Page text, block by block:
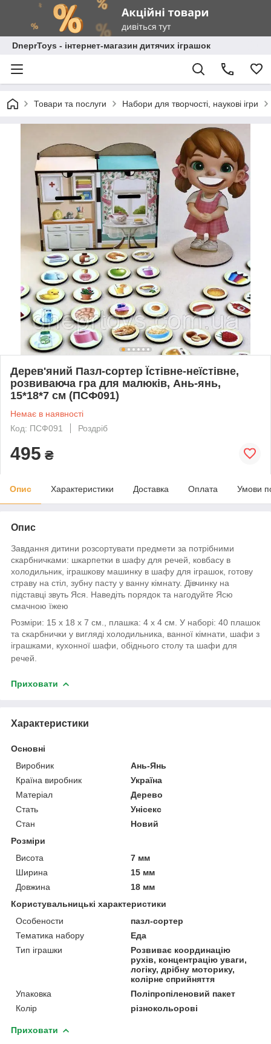
DneprToys - інтернет-магазин дитячих іграшок
Товари та послуги Набори для творчості, наукові ігри
Дерев'яний Пазл-сортер Їстівне-неїстівне,
розвиваюча гра для малюків, Ань-янь,
15*18*7 см (ПСФ091)
Немає в наявності
Код: ПСФ091
Роздріб
495 ₴
Опис Характеристики Доставка Оплата Умови
Опис
Завдання дитини розсортувати предмети за потрібними
скарбничками: шкарпетки в шафу для речей, ковбасу в
холодильник, іграшкову машинку в шафу для іграшок, готову
страву на стіл, зубну пасту у ванну кімнату. Дівчинку на
підставці звуть Яся. Наведіть порядок та нагодуйте Ясю
смачною їжею
Розміри: 15 х 18 х 7 см., плашка: 4 х 4 см. У наборі: 40 плашок
та скарбнички у вигляді холодильника, ванної кімнати, шафи з
іграшками, кухонної шафи, обіднього столу та шафи для
речей.
Приховати
Характеристики
Основні
Виробник
Ань-Янь
Країна виробник
Україна
Матеріал
Дерево
Стать
Унісекс
Стан
Новий
Розміри
Висота
7 мм
Ширина
15 мм
Довжина
18 мм
Користувальницькі характеристики
Особености
пазл-сортер
Тематика набору
Еда
Тип іграшки
Розвиває координацію
рухів, концентрацію уваги,
логіку, дрібну моторику,
колірне сприйняття
Упаковка
Поліпропіленовий пакет
Колір
різнокольорові
Приховати